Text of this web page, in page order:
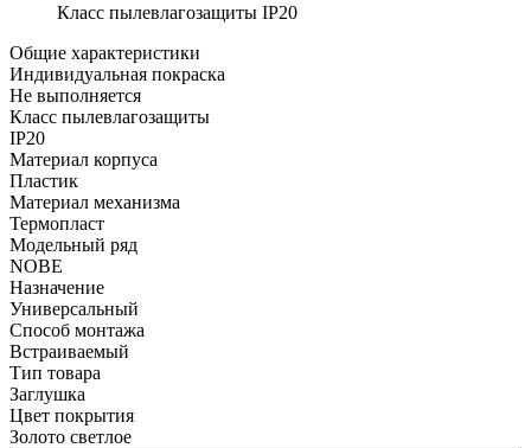
Класс пылевлагозащиты IP20
Общие характеристики
Индивидуальная покраска
Не выполняется
Класс пылевлагозащиты
IP20
Материал корпуса
Пластик
Материал механизма
Термопласт
Модельный ряд
NOBE
Назначение
Универсальный
Способ монтажа
Встраиваемый
Тип товара
Заглушка
Цвет покрытия
Золото светлое